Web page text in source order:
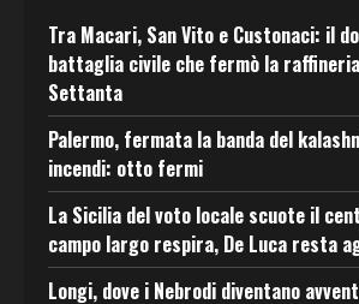
Tra Macari, San Vito e Custonaci: il
battaglia civile che fermò la
Settanta
Palermo, fermata la banda del
incendi: otto fermi
La Sicilia del voto locale scuote il
campo largo respira, De Luca resta
Longi, dove i Nebrodi diventano